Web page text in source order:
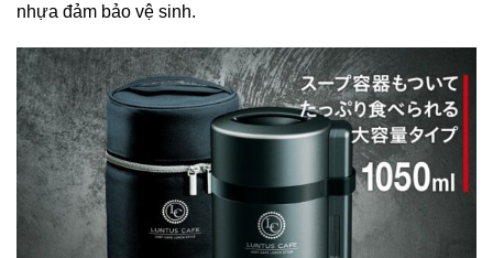
nhựa đảm bảo vệ sinh.